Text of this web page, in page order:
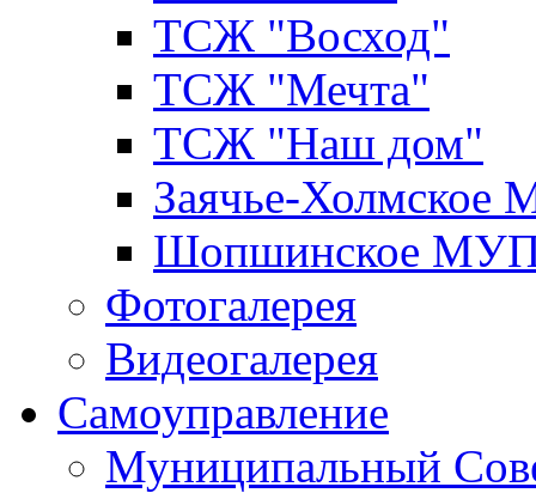
ТСЖ "Восход"
ТСЖ "Мечта"
ТСЖ "Наш дом"
Заячье-
Шопшинское
Фотогалерея
Видеогалерея
Самоуправление
Муниципальный